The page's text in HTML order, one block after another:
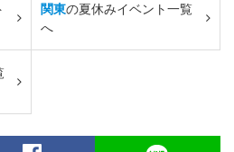
関東の夏休みイベント一覧
へ